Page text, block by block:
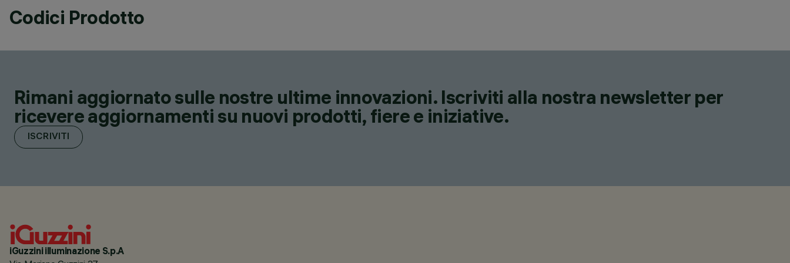
Codici Prodotto
Rimani aggiornato sulle nostre ultime innovazioni. Iscriviti alla nostra newsletter per
ricevere aggiornamenti su nuovi prodotti, fiere e iniziative.
ISCRIVITI
iGuzzini illuminazione S.p.A